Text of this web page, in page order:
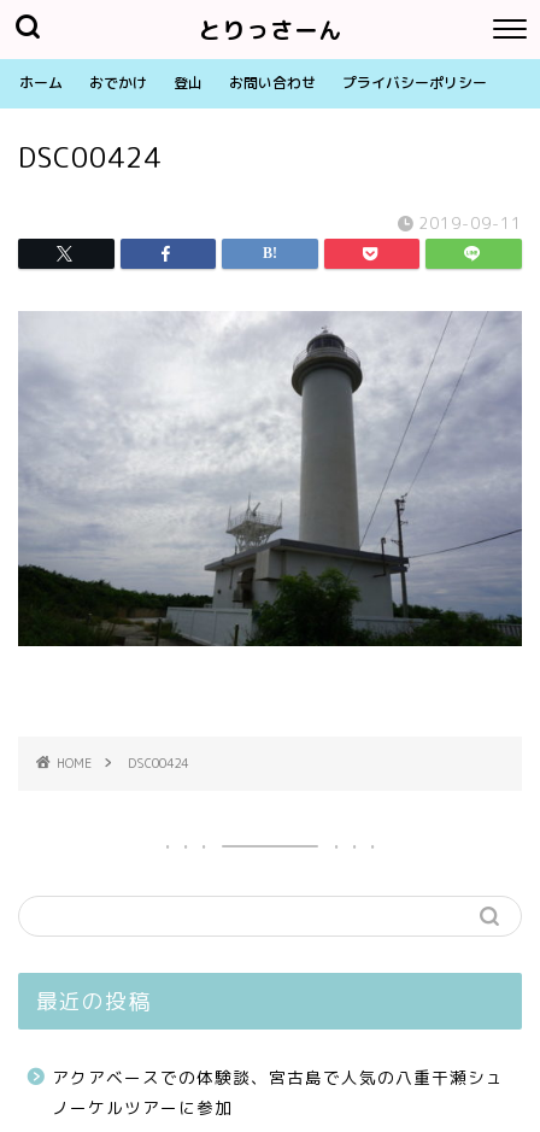
とりっさーん
ホーム おでかけ 登山 お問い合わせ プライバシーポリシー
DSC00424
2019-09-11
HOME DSC00424
最近の投稿
アクアベースでの体験談、宮古島で人気の八重干瀬シュ
ノーケルツアーに参加